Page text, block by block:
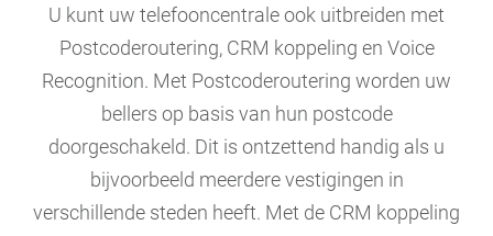
U kunt uw telefooncentrale ook uitbreiden met
Postcoderoutering, CRM koppeling en Voice
Recognition. Met Postcoderoutering worden uw
bellers op basis van hun postcode
doorgeschakeld. Dit is ontzettend handig als u
bijvoorbeeld meerdere vestigingen in
verschillende steden heeft. Met de CRM koppeling